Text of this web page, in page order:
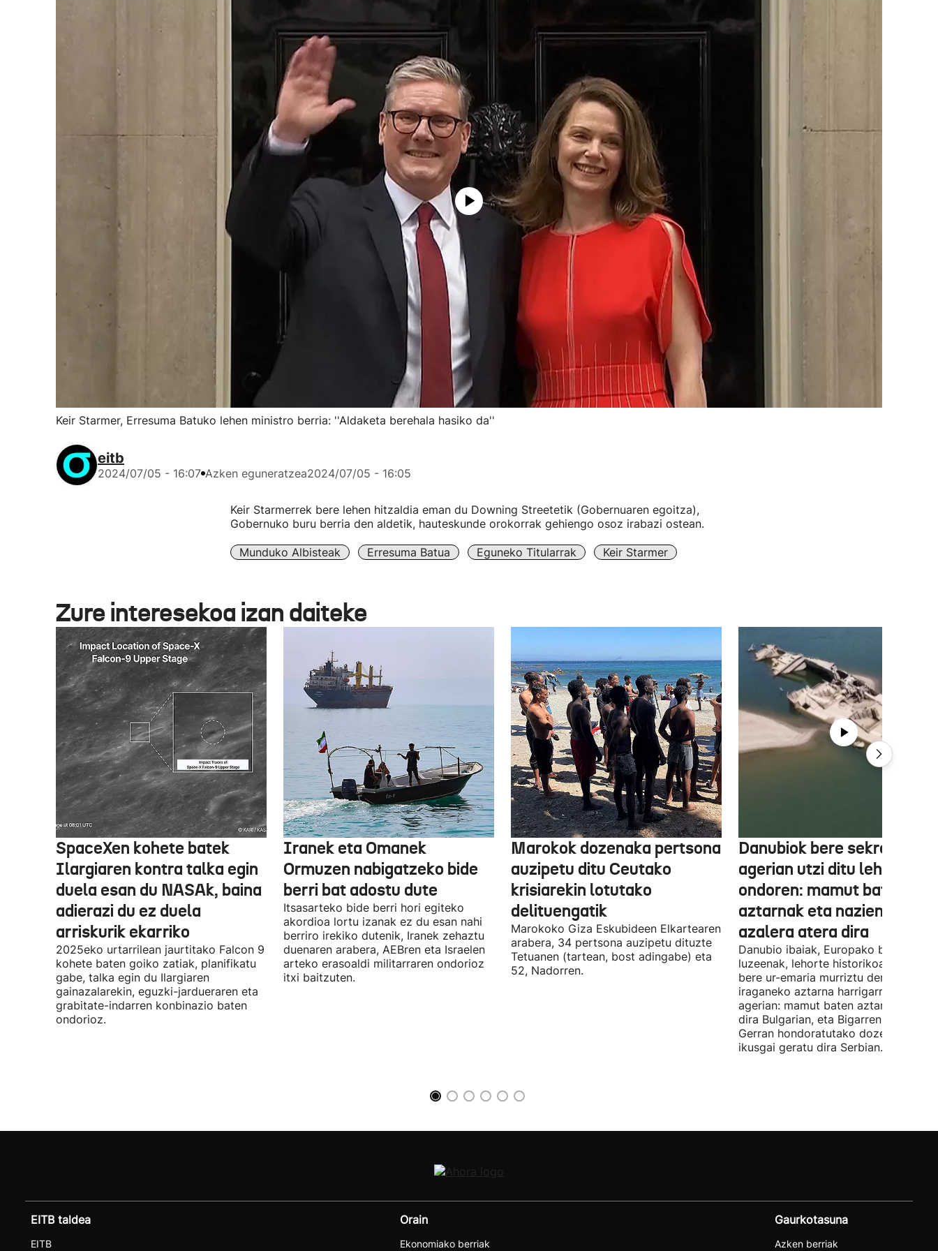
Keir Starmer, Erresuma Batuko lehen ministro berria: ''Aldaketa berehala hasiko da''
eitb
2024/07/05 - 16:07 Azken eguneratzea2024/07/05 - 16:05
Keir Starmerrek bere lehen hitzaldia eman du Downing Streetetik (Gobernuaren egoitza),
Gobernuko buru berria den aldetik, hauteskunde orokorrak gehiengo osoz irabazi ostean.
Munduko Albisteak Erresuma Batua Eguneko Titularrak Keir Starmer
Zure interesekoa izan daiteke
SpaceXen kohete batek
Ilargiaren kontra talka egin
duela esan du NASAk, baina
adierazi du ez duela
arriskurik ekarriko
2025eko urtarrilean jaurtitako Falcon 9
kohete baten goiko zatiak, planifikatu
gabe, talka egin du Ilargiaren
gainazalarekin, eguzki-jardueraren eta
grabitate-indarren konbinazio baten
ondorioz.
Iranek eta Omanek
Ormuzen nabigatzeko bide
berri bat adostu dute
Itsasarteko bide berri hori egiteko
akordioa lortu izanak ez du esan nahi
berriro irekiko dutenik, Iranek zehaztu
duenaren arabera, AEBren eta Israelen
arteko erasoaldi militarraren ondorioz
itxi baitzuten.
Marokok dozenaka pertsona
auzipetu ditu Ceutako
krisiarekin lotutako
delituengatik
Marokoko Giza Eskubideen Elkartearen
arabera, 34 pertsona auzipetu dituzte
Tetuanen (tartean, bost adingabe) eta
52, Nadorren.
Danubiok bere sekretuak
agerian utzi ditu
ondoren: mamut baten
aztarnak eta nazien
azalera atera dira
Danubio ibaiak, Europako bigarren
luzeenak, lehorte historikoa bizi du,
bere ur-emaria murriztu denez,
iraganeko aztarna harrigarriak utzi
agerian: mamut baten aztarnak
dira Bulgarian, eta Bigarren Mundu
Gerran hondoratutako dozenaka
ikusgai geratu dira Serbian.
EITB taldea
EITB
Orain
Ekonomiako berriak
Gaurkotasuna
Azken berriak